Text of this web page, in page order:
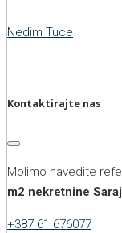
Nedim Tuce
Kontaktirajte nas
Molimo navedite
m2 nekretnine
+387 61 676077